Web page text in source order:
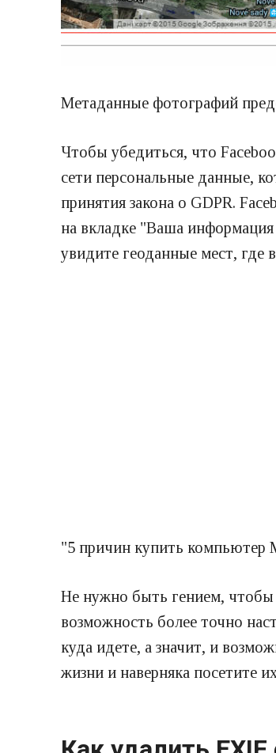
Метаданные фотографий
Чтобы убедиться, что
сети персональные данные,
принятия закона о GDPR.
на вкладке "Ваша
увидите геоданные мест, где
"5 причин купить компьютер
Не нужно быть гением, чтобы
возможность более точно
куда идете, а значит, и
жизни и наверняка посетите